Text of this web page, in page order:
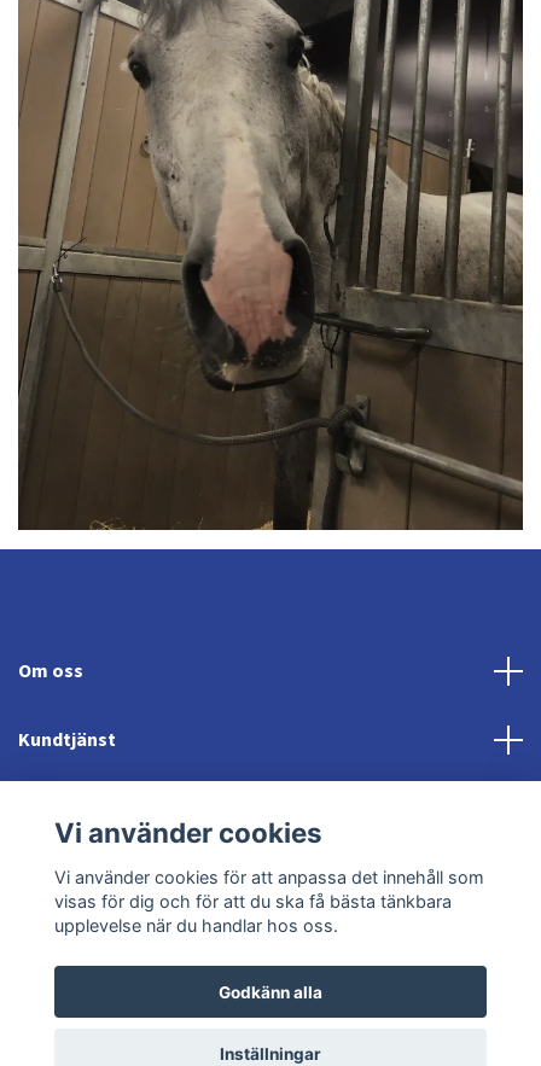
Om oss
Kundtjänst
Sociala medier
© 2026 Jonröds EquishopPowered by Quickbutik
Vi använder cookies
Vi använder cookies för att anpassa det innehåll som
visas för dig och för att du ska få bästa tänkbara
upplevelse när du handlar hos oss.
Godkänn alla
Inställningar